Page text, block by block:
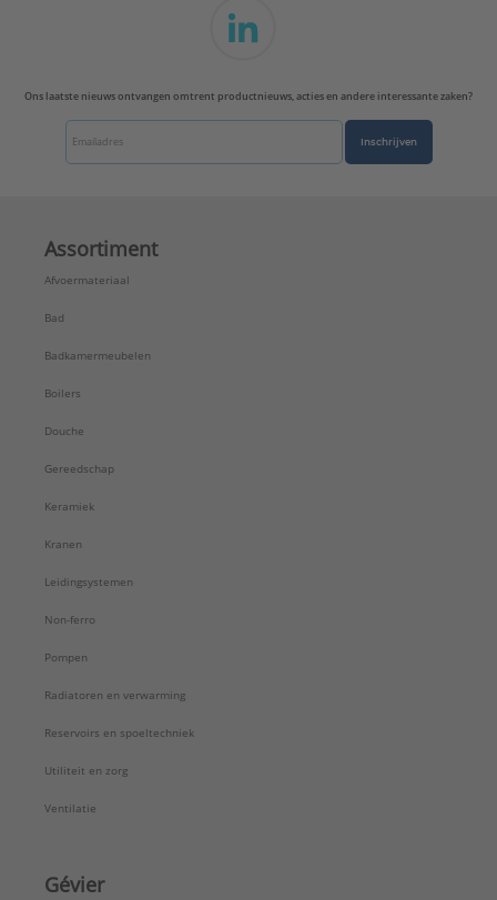
Ons laatste nieuws ontvangen omtrent productnieuws, acties en andere interessante zaken?
Inschrijven
Assortiment
Afvoermateriaal
Bad
Badkamermeubelen
Boilers
Douche
Gereedschap
Keramiek
Kranen
Leidingsystemen
Non-ferro
Pompen
Radiatoren en verwarming
Reservoirs en spoeltechniek
Utiliteit en zorg
Ventilatie
Gévier